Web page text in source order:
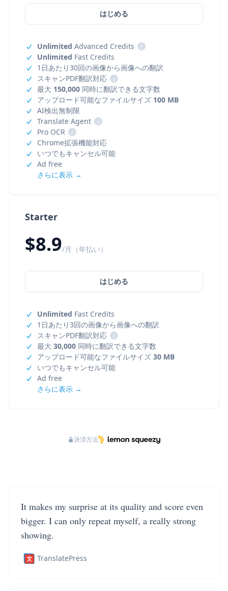
Starter
$8.9/月（年払い）
はじめる
Unlimited Fast Credits
1日あたり3回の画像から画像への翻訳
スキャンPDF翻訳対応
i
最大 30,000 同時に翻訳できる文字数
アップロード可能なファイルサイズ 30 MB
いつでもキャンセル可能
Ad free
さらに表示 →
はじめる
Unlimited Advanced Credits
i
Unlimited Fast Credits
1日あたり30回の画像から画像への翻訳
スキャンPDF翻訳対応
i
最大 150,000 同時に翻訳できる文字数
アップロード可能なファイルサイズ 100 MB
AI検出無制限
Translate Agent
i
Pro OCR
i
Chrome拡張機能対応
いつでもキャンセル可能
Ad free
さらに表示 →
決済方法
It makes my surprise at its quality and score even
bigger. I can only repeat myself, a really strong
showing.
TranslatePress